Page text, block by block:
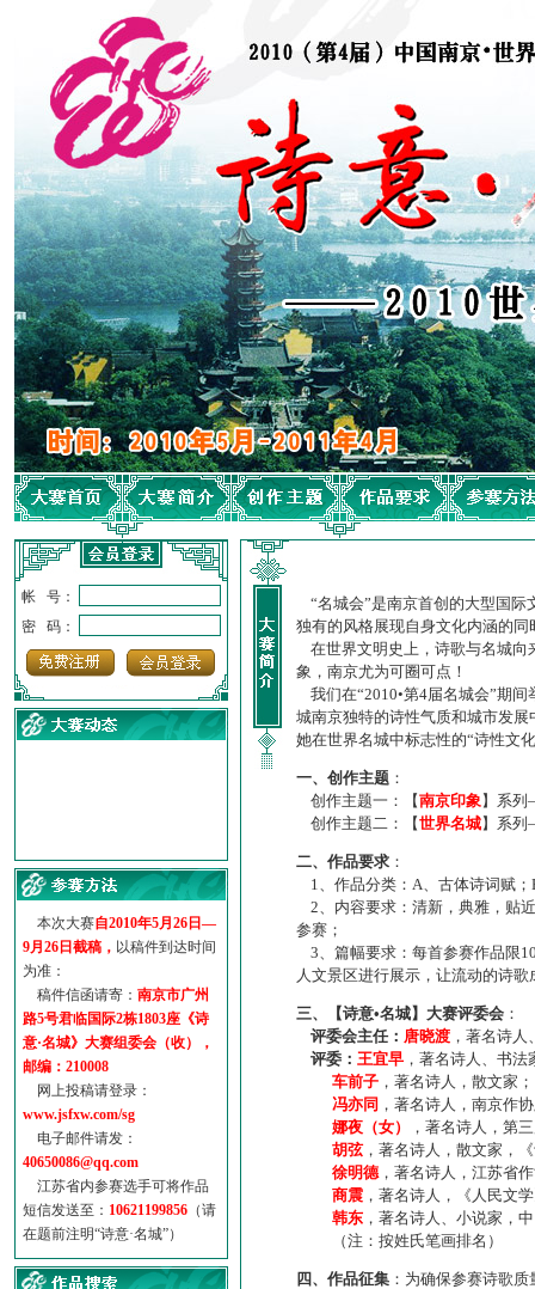
帐 号：
密 码：
·【诗意·名城】地铁展示作...
诗意名城·地铁时间
地铁完美呈现【诗意·名城...
参赛作品多达5000多首
“诗意·名城”晒诗会
特别通知--致广大诗词爱好...
本次大赛自2010年5月26日—
9月26日截稿， 以稿件到达时间
为准：
稿件信函请寄： 南京市广州
路5号君临国际2栋1803座《诗
意·名城》大赛组委会（收），
邮编：210008
网上投稿请登录：
www.jsfxw.com/sg
电子邮件请发：
40650086@qq.com
江苏省内参赛选手可将作品
短信发送至： 10621199856 （请
在题前注明“诗意·名城”）
“名城会”是南京首创的大型国际
独有的风格展现自身文化内涵的
在世界文明史上，诗歌与名城向
象，南京尤为可圈可点！
我们在“2010•第4届名城会”期
城南京独特的诗性气质和城市发
她在世界名城中标志性的“诗性文
一、创作主题 ：
创作主题一：【南京印象】系
创作主题二：【世界名城】系
二、作品要求 ：
1、作品分类：A、古体诗词赋；
2、内容要求：清新，典雅，贴
参赛；
3、篇幅要求：每首参赛作品限
人文景区进行展示，让流动的诗
三、【诗意•名城】大赛评委会 ：
评委会主任： 唐晓渡 ，著名诗
评委： 王宜早 ，著名诗人、书
车前子 ，著名诗人，散文家；
冯亦同 ，著名诗人，南京作
娜夜（女）
，著名诗人，第
胡弦，著名诗人，散文家，
徐明德，著名诗人，江苏省
商震 ，著名诗人，《人民文
韩东 ，著名诗人、小说家，
（注：按姓氏笔画排名）
四、作品征集 ：为确保参赛诗歌